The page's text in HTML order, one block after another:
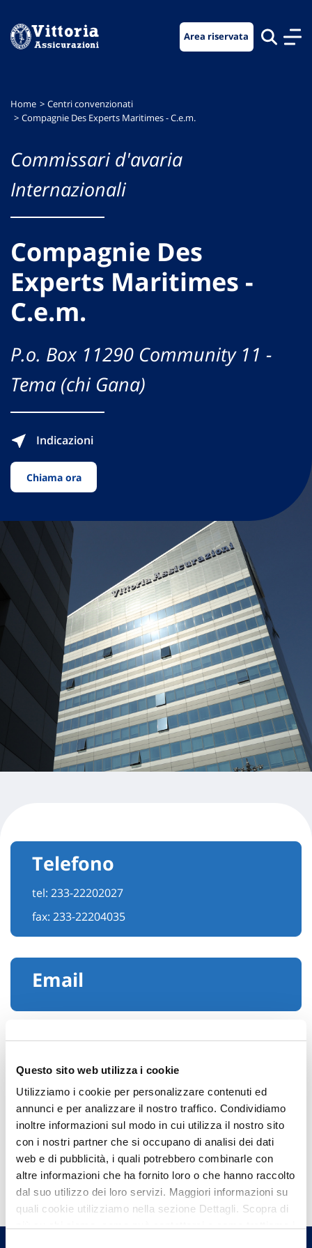
Questo sito web utilizza i cookie
Utilizziamo i cookie per personalizzare contenuti ed
annunci e per analizzare il nostro traffico. Condividiamo
inoltre informazioni sul modo in cui utilizza il nostro sito
con i nostri partner che si occupano di analisi dei dati
web e di pubblicità, i quali potrebbero combinarle con
altre informazioni che ha fornito loro o che hanno raccolto
dal suo utilizzo dei loro servizi. Maggiori informazioni su
quali cookie utilizziamo nella sezione Dettagli. Scopra di
menu
contenuto
footer
Area riservata
Home
Centri convenzionati
Compagnie Des Experts Maritimes - C.e.m.
Commissari d'avaria
Internazionali
Compagnie Des
Experts Maritimes -
C.e.m.
P.o. Box 11290 Community 11 -
Tema (chi Gana)
Indicazioni
Chiama ora
Telefono
tel: 233-22202027
fax: 233-22204035
Email
Hai bisogno di
informazioni?
Trova l'Agenzia più vicina a te e parla con